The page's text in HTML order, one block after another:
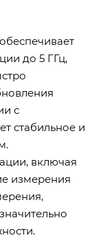
до 5 ГГц,
с
стабильное и
включая
измерения